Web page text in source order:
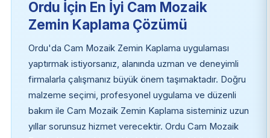
Ordu İçin En İyi Cam Mozaik
Zemin Kaplama Çözümü
Ordu'da Cam Mozaik Zemin Kaplama uygulaması
yaptırmak istiyorsanız, alanında uzman ve deneyimli
firmalarla çalışmanız büyük önem taşımaktadır. Doğru
malzeme seçimi, profesyonel uygulama ve düzenli
bakım ile Cam Mozaik Zemin Kaplama sisteminiz uzun
yıllar sorunsuz hizmet verecektir. Ordu Cam Mozaik